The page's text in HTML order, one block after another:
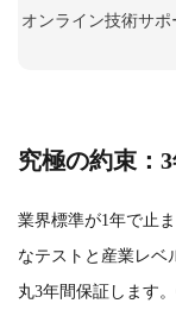
オンライン技術サポ
究極の約束：
業界標準が1年で止
なテストと産業レベ
丸3年間保証します